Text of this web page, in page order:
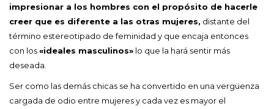
impresionar a los hombres con el propósito de hacerle
creer que es diferente a las otras mujeres, distante del
término estereotipado de feminidad y que encaja entonces
con los«ideales masculinos» lo que la hará sentir más
deseada.
Ser como las demás chicas se ha convertido en una vergüenza
cargada de odio entre mujeres y cada vez es mayor el